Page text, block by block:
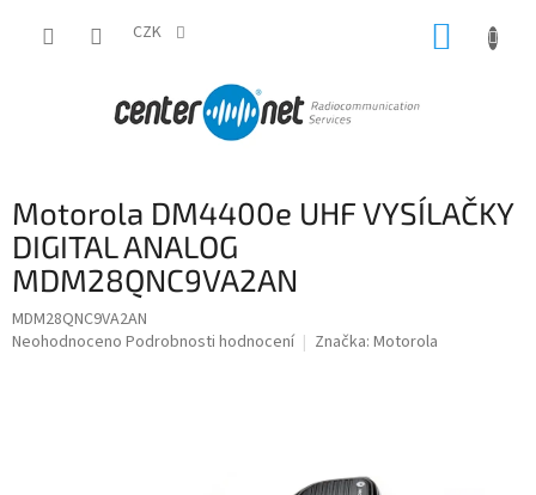
CZK
Motorola DM4400e UHF VYSÍLAČKY
DIGITAL ANALOG
MDM28QNC9VA2AN
MDM28QNC9VA2AN
Průměrné
Neohodnoceno Podrobnosti hodnocení Značka: Motorola